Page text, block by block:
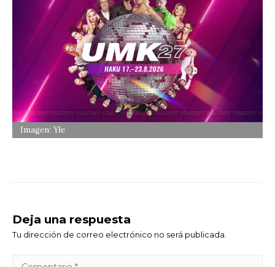
Imagen: Yle
Deja una respuesta
Tu dirección de correo electrónico no será publicada.